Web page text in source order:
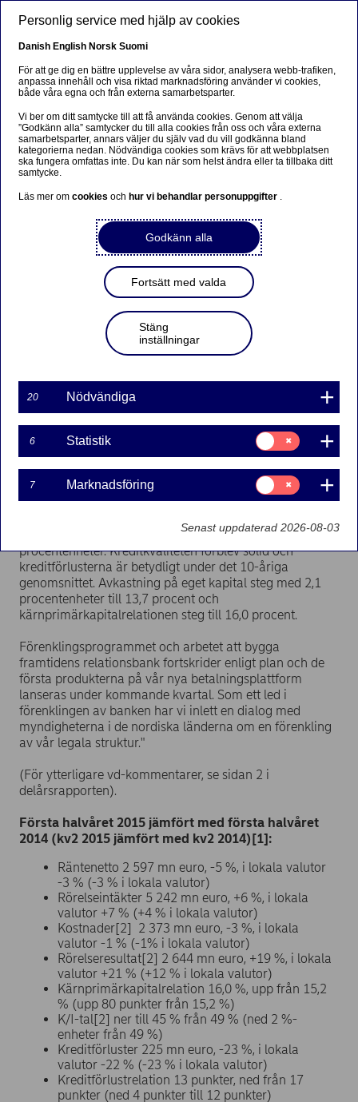
Sorry...
This page does not exist in your language. You will
be taken to a related page.
Stay on this page
Delårsrapport för andra
kvartalet 2015
Regulatoriskt pressmeddelande | 2015-07-16 08:00
Vd Christian Clausens kommentar till resultatet:
"Efter en exceptionell början på året såg vi under andra
kvartalet en stabilisering av räntenettot, en något lägre
kundaktivitetsnivå på kapitalmarknaderna, medan den
starka utvecklingen på sparande- och placeringssidan
fortsatte, vilket visar kundernas höga efterfrågan på vår
rådgivning och våra produkter. Under första halvåret
steg rörelseintäkterna med 7 procent i lokala valutor,
valutor. Därmed förbättrades K/I-talet med mer än 4
procentenheter. Kreditkvaliteten förblev solid och
kreditförlusterna är betydligt under det 10-åriga
genomsnittet. Avkastning på eget kapital steg med 2,1
procentenheter till 13,7 procent och
kärnprimärkapitalrelationen steg till 16,0 procent.
Förenklingsprogrammet och arbetet att bygga
framtidens relationsbank fortskrider enligt plan och de
första produkterna på vår nya betalningsplattform
lanseras under kommande kvartal. Som ett led i
förenklingen av banken har vi inlett en dialog med
myndigheterna i de nordiska länderna om en förenkling
av vår legala struktur."
(För ytterligare vd-kommentarer, se sidan 2 i
delårsrapporten).
Första halvåret 2015 jämfört med första halvåret
2014 (kv2 2015 jämfört med kv2 2014)[1]:
Räntenetto 2 597 mn euro, -5 %, i lokala valutor
-3 % (-3 % i lokala valutor)
Rörelseintäkter 5 242 mn euro, +6 %, i lokala
valutor +7 % (+4 % i lokala valutor)
Kostnader[2] 2 373 mn euro, -3 %, i lokala
valutor -1 % (-1% i lokala valutor)
Rörelseresultat[2] 2 644 mn euro, +19 %, i lokala
valutor +21 % (+12 % i lokala valutor)
Kärnprimärkapitalrelation 16,0 %, upp från 15,2
% (upp 80 punkter från 15,2 %)
K/I-tal[2] ner till 45 % från 49 % (ned 2 %-
enheter från 49 %)
Kreditförluster 225 mn euro, -23 %, i lokala
valutor -22 % (-23 % i lokala valutor)
Kreditförlustrelation 13 punkter, ned från 17
punkter (ned 4 punkter till 12 punkter)
Personlig service med hjälp av cookies
Danish English Norsk Suomi
För att ge dig en bättre upplevelse av våra sidor, analysera webb-trafiken,
anpassa innehåll och visa riktad marknadsföring använder vi cookies,
både våra egna och från externa samarbetsparter.
Vi ber om ditt samtycke till att få använda cookies. Genom att välja
”Godkänn alla” samtycker du till alla cookies från oss och våra externa
samarbetsparter, annars väljer du själv vad du vill godkänna bland
kategorierna nedan. Nödvändiga cookies som krävs för att webbplatsen
ska fungera omfattas inte. Du kan när som helst ändra eller ta tillbaka ditt
samtycke.
Läs mer omcookiesoch hur vi behandlar personuppgifter .
Godkänn alla
Fortsätt med valda
Stäng
inställningar
20 Nödvändiga
6 Statistik
Samtycke
för:
Statistik
7 Marknadsföring
Samtycke
för:
Marknadsföring
Senast uppdaterad 2026-08-03